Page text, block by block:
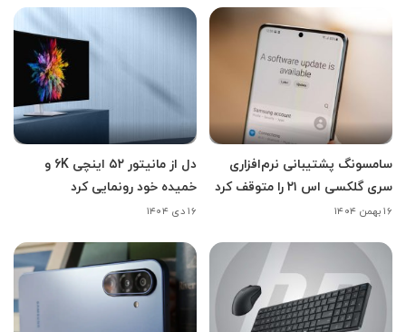
سامسونگ پشتیبانی نرم‌افزاری
سری گلکسی اس ۲۱ را متوقف کرد
۱۶ بهمن ۱۴۰۴
دل از مانیتور ۵۲ اینچی 6K و
خمیده خود رونمایی کرد
۱۶ دی ۱۴۰۴